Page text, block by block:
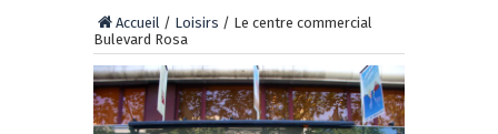
Accueil / Loisirs / Le centre commercial
Bulevard Rosa